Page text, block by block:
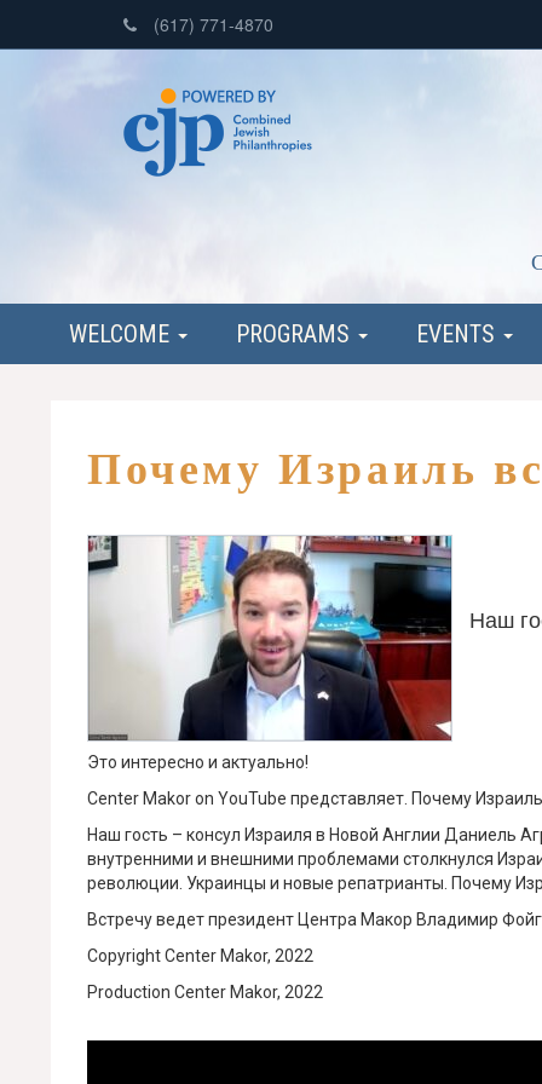
(617) 771-4870
WELCOME PROGRAMS EVENTS
Почему Израиль
Наш
Это интересно и актуально!
Center Makor on YouTube представляет. Почему
Наш гость – консул Израиля в Новой Англии Даниель
внутренними и внешними проблемами столкнулся
революции. Украинцы и новые репатрианты. Почему
Встречу ведет президент Центра Макор Владимир
Copyright Center Makor, 2022
Production Center Makor, 2022